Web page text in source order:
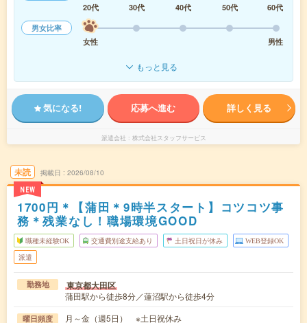
20代
30代 40代 50代
60代
男女比率
女性
男性
もっと見る
気になる! 応募へ進む 詳しく見る
派遣会社 株式会社スタッフサービス
未読
NEW
掲載日 2026/08/10
1700円＊【蒲田＊9時半スタート】コツコツ事
務＊残業なし！職場環境GOOD
職種未経験OK 交通費別途支給あり 土日祝日が休み WEB登録OK
派遣
勤務地 東京都大田区
蒲田駅から徒歩8分／蓮沼駅から徒歩4分
曜日頻度 月～金（週5日） ※土日祝休み